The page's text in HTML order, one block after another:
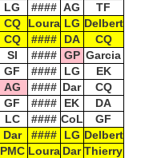
LG #### AG
TF
CQ Loura LG Delbert
CQ #### DA
CQ
SI #### GP Garcia
GF #### LG
EK
AG #### Dar
CQ
GF #### EK
DA
LC #### CoL
GF
Dar #### LG Delbert
PMC Loura Dar Thierry